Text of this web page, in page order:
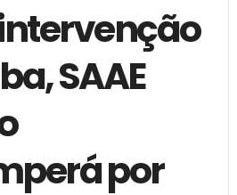
SAAE
por